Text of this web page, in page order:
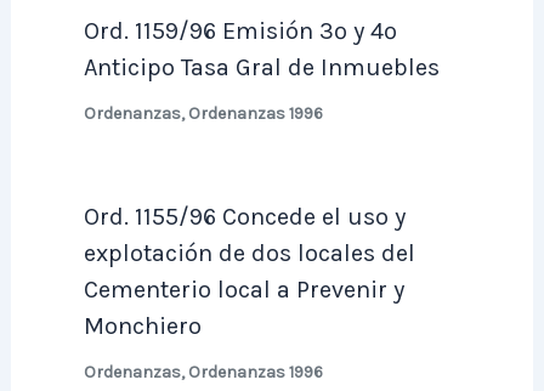
Ord. 1159/96 Emisión 3º y 4º
Anticipo Tasa Gral de Inmuebles
Ordenanzas,Ordenanzas 1996
Ord. 1155/96 Concede el uso y
explotación de dos locales del
Cementerio local a Prevenir y
Monchiero
Ordenanzas,Ordenanzas 1996